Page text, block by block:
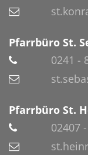
Pfarrbüro St.
0241 -
Pfarrbüro St.
02407